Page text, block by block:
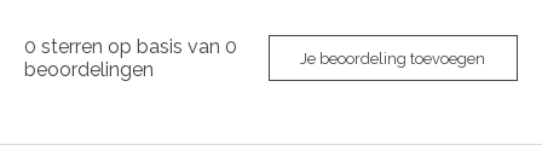
0 sterren op basis van 0
beoordelingen
Je beoordeling toevoegen